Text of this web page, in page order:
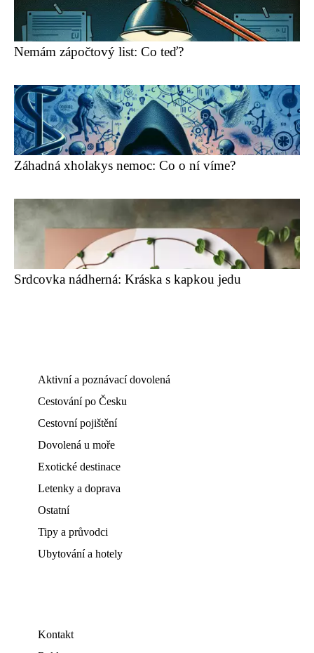
Nemám zápočtový list: Co teď?
Záhadná xholakys nemoc: Co o ní víme?
Srdcovka nádherná: Kráska s kapkou jedu
Aktivní a poznávací dovolená
Cestování po Česku
Cestovní pojištění
Dovolená u moře
Exotické destinace
Letenky a doprava
Ostatní
Tipy a průvodci
Ubytování a hotely
Kontakt